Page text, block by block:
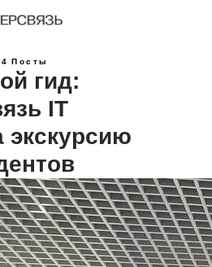
Посты
гид:
IT
экскурсию